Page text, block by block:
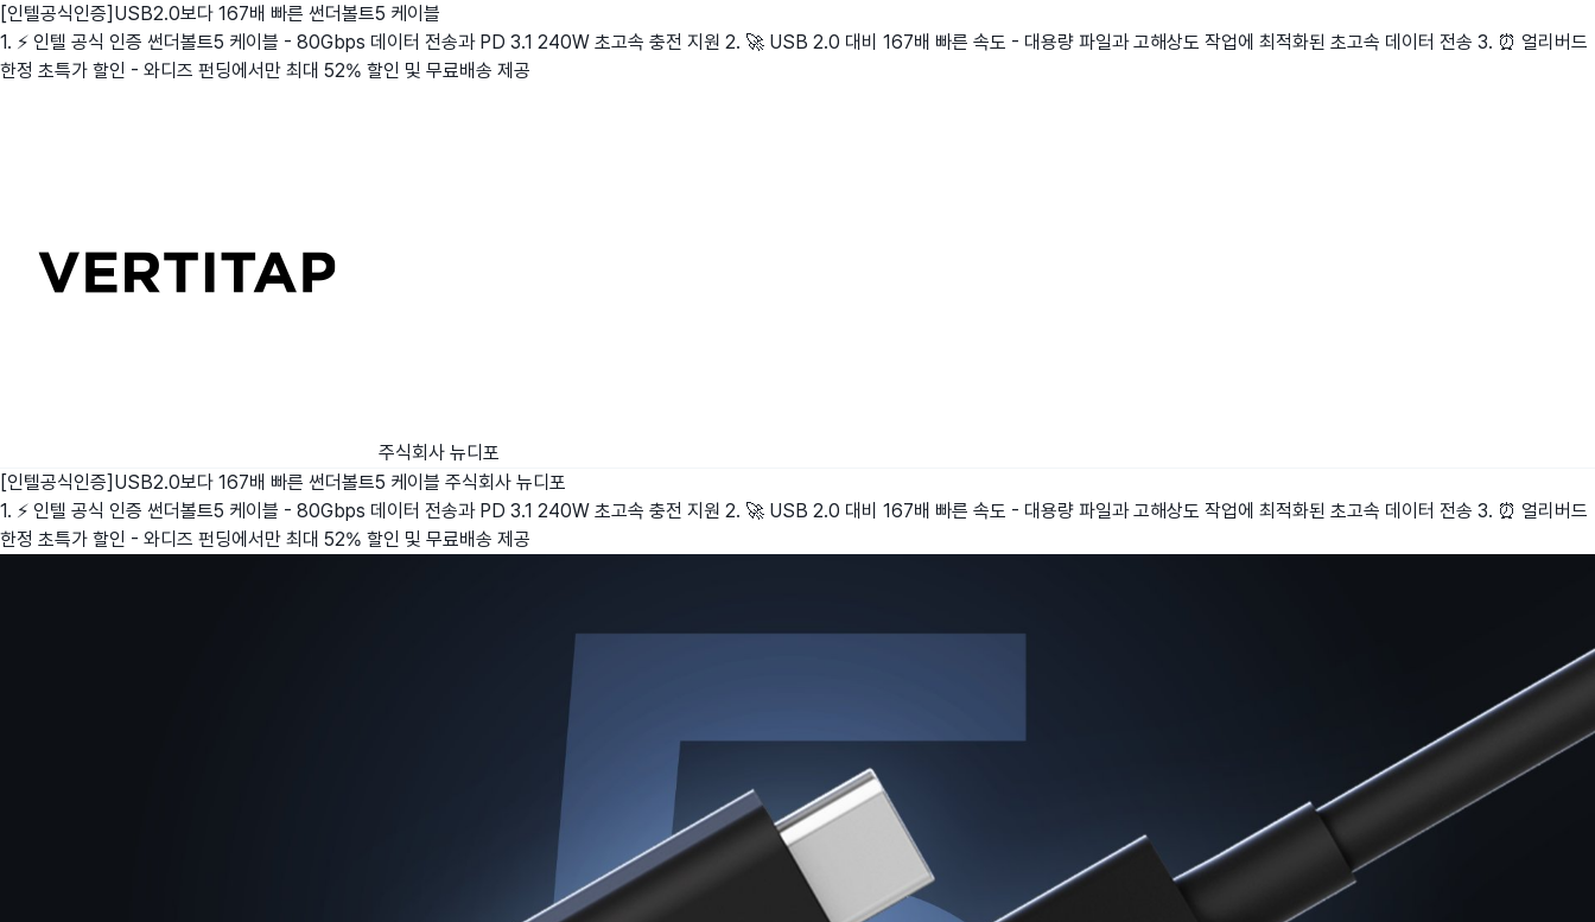
[인텔공식인증]USB2.0보다 167배 빠른 썬더볼트5 케이블
1. ⚡ 인텔 공식 인증 썬더볼트5 케이블 - 80Gbps 데이터 전송과 PD 3.1 240W 초고속 충전 지원 2. 🚀 USB 2.0 대비 167배 빠른 속도 - 대용량 파일과 고해상도 작업에 최적화된 초고속 데이터 전송 3. ⏰ 얼리버드
한정 초특가 할인 - 와디즈 펀딩에서만 최대 52% 할인 및 무료배송 제공
주식회사 뉴디포
[인텔공식인증]USB2.0보다 167배 빠른 썬더볼트5 케이블 주식회사 뉴디포
1. ⚡ 인텔 공식 인증 썬더볼트5 케이블 - 80Gbps 데이터 전송과 PD 3.1 240W 초고속 충전 지원 2. 🚀 USB 2.0 대비 167배 빠른 속도 - 대용량 파일과 고해상도 작업에 최적화된 초고속 데이터 전송 3. ⏰ 얼리버드
한정 초특가 할인 - 와디즈 펀딩에서만 최대 52% 할인 및 무료배송 제공